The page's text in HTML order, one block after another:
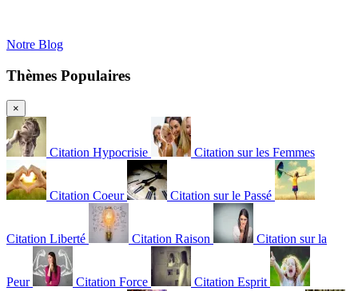
Notre Blog
Thèmes Populaires
×
Citation Hypocrisie Citation sur les Femmes
Citation Coeur Citation sur le Passé
Citation Liberté Citation Raison Citation sur la
Peur Citation Force Citation Esprit